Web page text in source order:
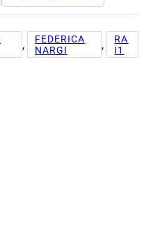
,
FEDERICA
NARGI
,
RA
I1